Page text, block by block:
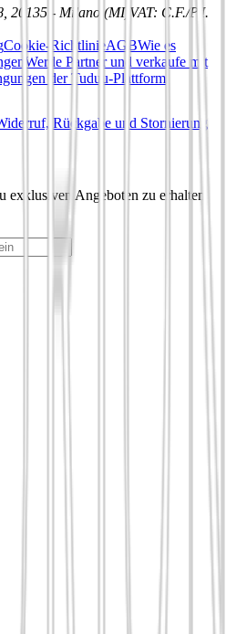
20135 - Milano (MI) VAT: C.F./P.I.
Cookie-RichtlinieAGBWie es
Werde Partner und verkaufe mit
der Tuduu-Plattform
Rückgabe und Stornierung
exklusiven Angeboten zu erhalten